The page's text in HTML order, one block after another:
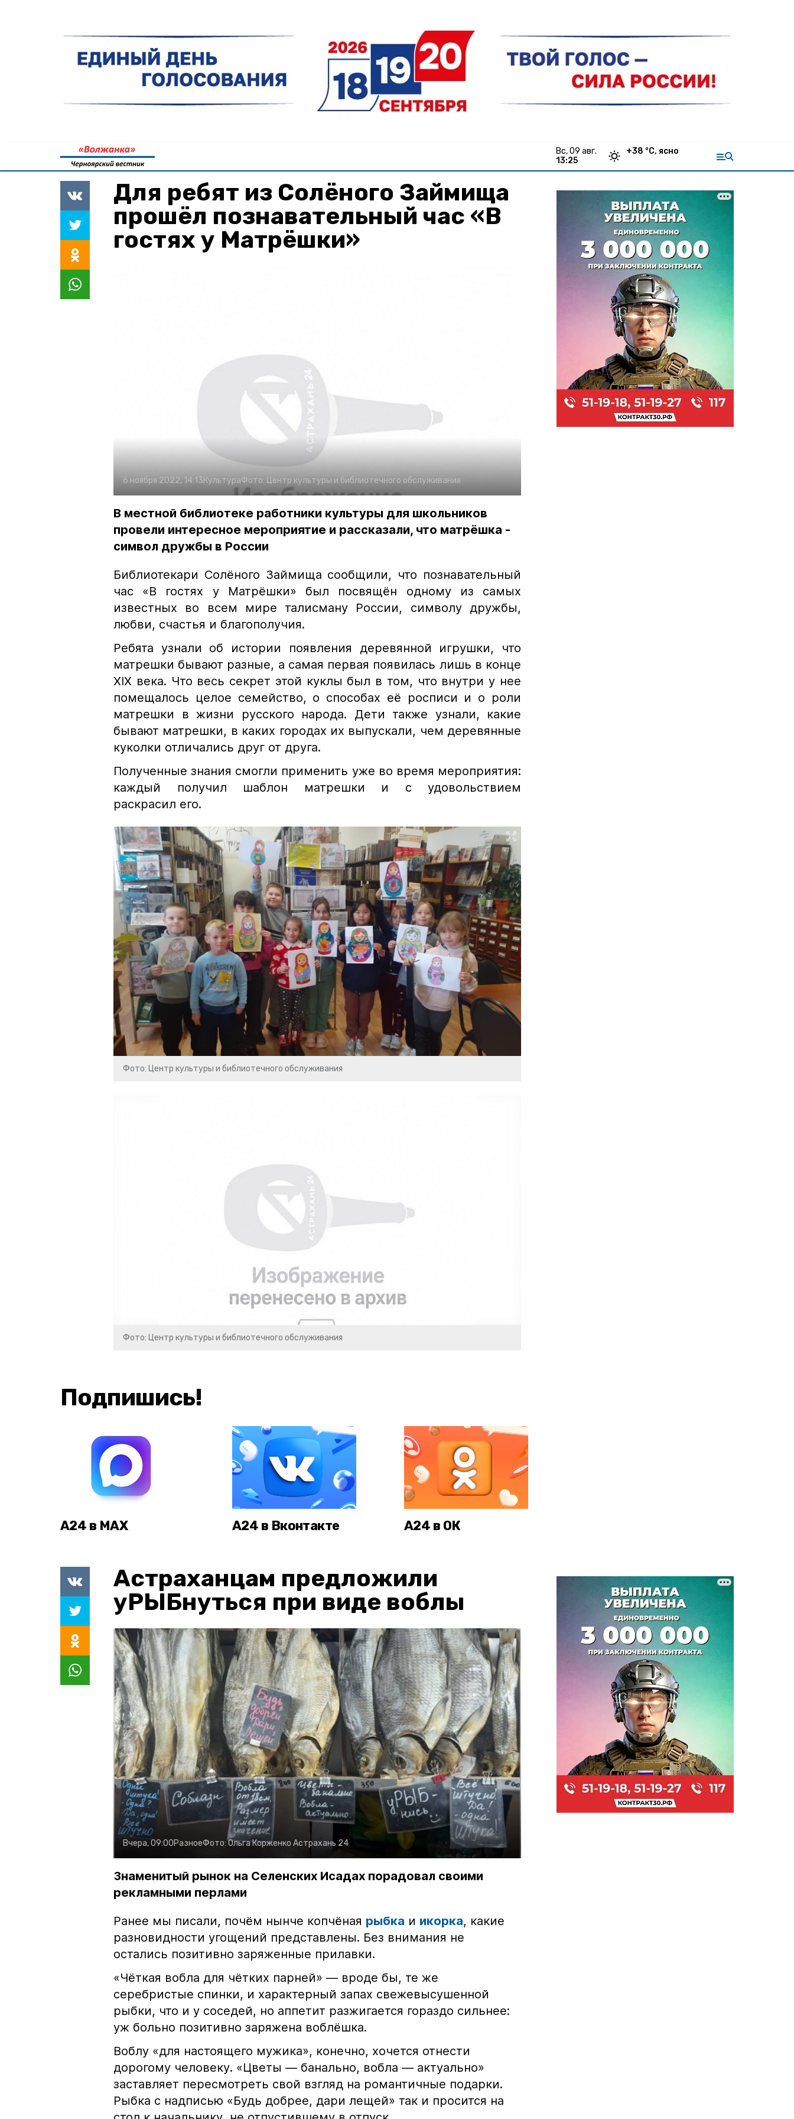
вс, 09 авг.
13:25
+38 °С, ясно
Для ребят из Солёного Займища
прошёл познавательный час «В
гостях у Матрёшки»
6 ноября 2022, 14:13КультураФото: Центр культуры и библиотечного обслуживания
В местной библиотеке работники культуры для школьников
провели интересное мероприятие и рассказали, что матрёшка -
символ дружбы в России
Библиотекари Солёного Займища сообщили, что познавательный
час «В гостях у Матрёшки» был посвящён одному из самых
известных во всем мире талисману России, символу дружбы,
любви, счастья и благополучия.
Ребята узнали об истории появления деревянной игрушки, что
матрешки бывают разные, а самая первая появилась лишь в конце
XIX века. Что весь секрет этой куклы был в том, что внутри у нее
помещалось целое семейство, о способах её росписи и о роли
матрешки в жизни русского народа. Дети также узнали, какие
бывают матрешки, в каких городах их выпускали, чем деревянные
куколки отличались друг от друга.
Полученные знания смогли применить уже во время мероприятия:
каждый получил шаблон матрешки и с удовольствием
раскрасил его.
Фото: Центр культуры и библиотечного обслуживания
Фото: Центр культуры и библиотечного обслуживания
Подпишись!
А24 в MAX А24 в Вконтакте А24 в ОК
Астраханцам предложили
уРЫБнуться при виде воблы
Вчера, 09:00РазноеФото:Ольга Корженко Астрахань 24
Знаменитый рынок на Селенских Исадах порадовал своими
рекламными перлами
Ранее мы писали, почём нынче копчёная рыбка и икорка, какие
разновидности угощений представлены. Без внимания не
остались позитивно заряженные прилавки.
«Чёткая вобла для чётких парней» — вроде бы, те же
серебристые спинки, и характерный запах свежевысушенной
рыбки, что и у соседей, но аппетит разжигается гораздо сильнее:
уж больно позитивно заряжена воблёшка.
Воблу «для настоящего мужика», конечно, хочется отнести
дорогому человеку. «Цветы — банально, вобла — актуально»
заставляет пересмотреть свой взгляд на романтичные подарки.
Рыбка с надписью «Будь добрее, дари лещей» так и просится на